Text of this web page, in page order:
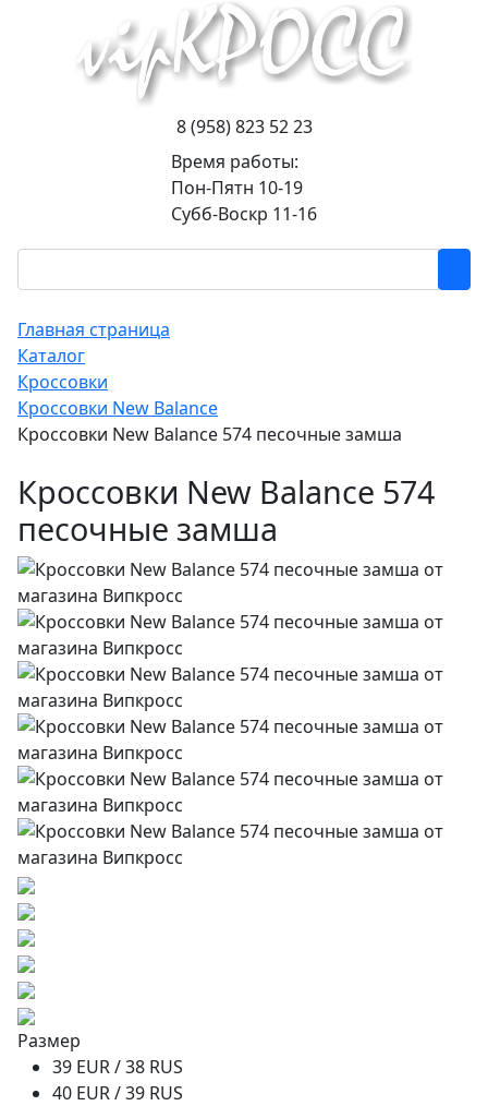
8 (958) 823 52 23
Время работы:
Пон-Пятн 10-19
Субб-Воскр 11-16
Главная страница
Каталог
Кроссовки
Кроссовки New Balance
Кроссовки New Balance 574 песочные замша
Кроссовки New Balance 574
песочные замша
Размер
39 EUR / 38 RUS
40 EUR / 39 RUS